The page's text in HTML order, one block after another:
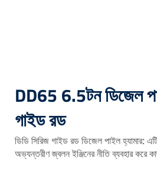
DD65 6.5টন ডিজেল
গাইড রড
ডিডি সিরিজ গাইড রড ডিজেল পাইল হ্যামার:
অভ্যন্তরীণ জ্বলন ইঞ্জিনের নীতি ব্যবহার করে